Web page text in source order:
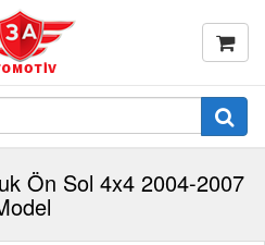
Ön Sol 4x4 2004-2007